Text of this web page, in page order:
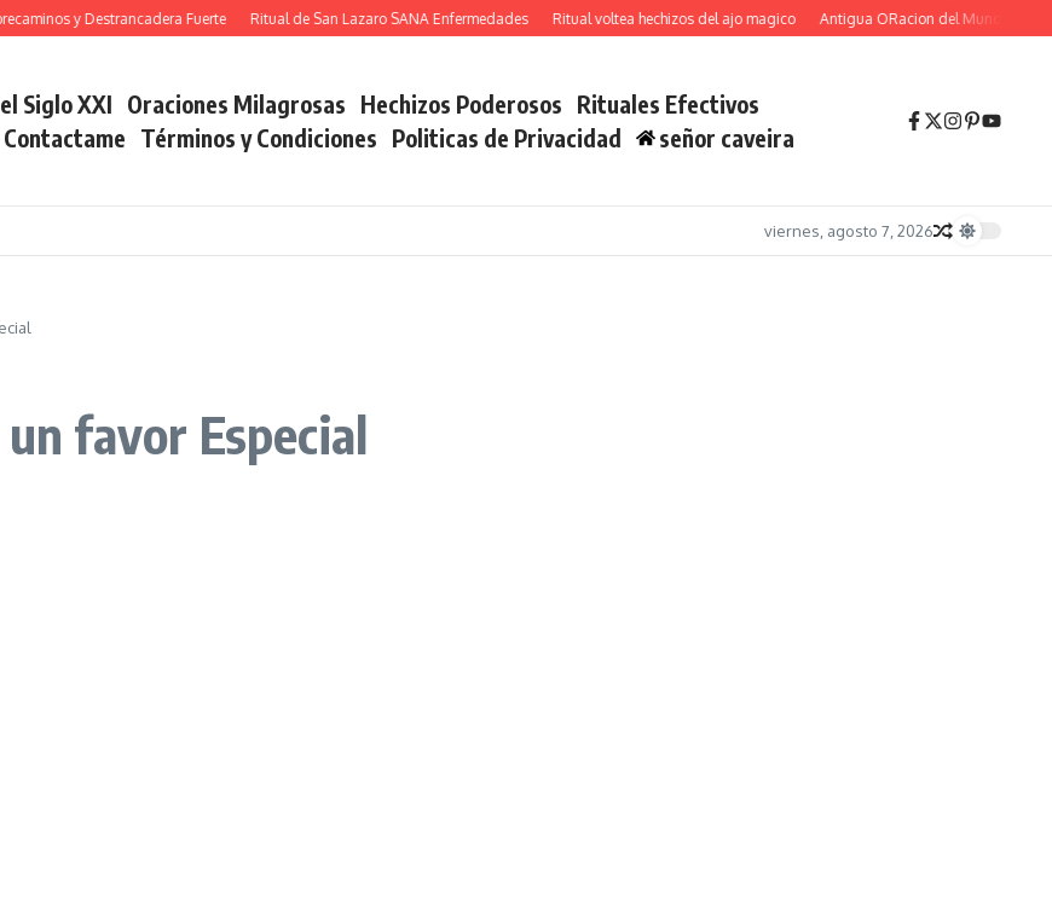
y Destrancadera Fuerte Ritual de San Lazaro SANA Enfermedades Ritual voltea hechizos del ajo magico Antigua ORacion del Mundo Atrae
Siglo XXI Oraciones Milagrosas Hechizos Poderosos Rituales Efectivos
Contactame Términos y Condiciones Politicas de Privacidad señor caveira
viernes, agosto 7, 2026
favor Especial